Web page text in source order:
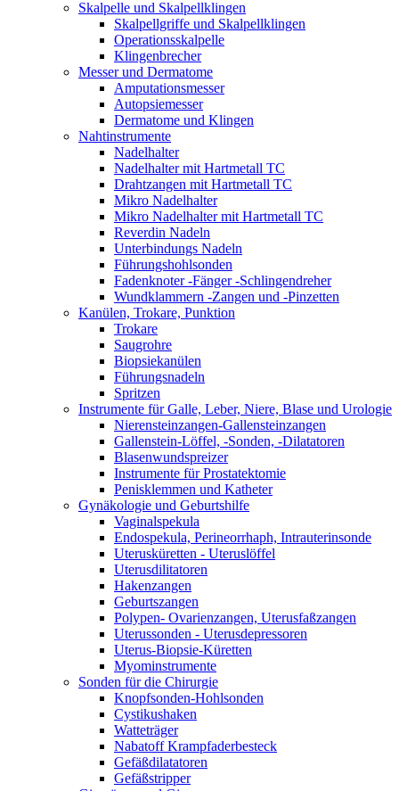
Skalpelle und Skalpellklingen
Skalpellgriffe und Skalpellklingen
Operationsskalpelle
Klingenbrecher
Messer und Dermatome
Amputationsmesser
Autopsiemesser
Dermatome und Klingen
Nahtinstrumente
Nadelhalter
Nadelhalter mit Hartmetall TC
Drahtzangen mit Hartmetall TC
Mikro Nadelhalter
Mikro Nadelhalter mit Hartmetall TC
Reverdin Nadeln
Unterbindungs Nadeln
Führungshohlsonden
Fadenknoter -Fänger -Schlingendreher
Wundklammern -Zangen und -Pinzetten
Kanülen, Trokare, Punktion
Trokare
Saugrohre
Biopsiekanülen
Führungsnadeln
Spritzen
Instrumente für Galle, Leber, Niere, Blase und Urologie
Nierensteinzangen-Gallensteinzangen
Gallenstein-Löffel, -Sonden, -Dilatatoren
Blasenwundspreizer
Instrumente für Prostatektomie
Penisklemmen und Katheter
Gynäkologie und Geburtshilfe
Vaginalspekula
Endospekula, Perineorrhaph, Intrauterinsonde
Uterusküretten - Uteruslöffel
Uterusdilitatoren
Hakenzangen
Geburtszangen
Polypen- Ovarienzangen, Uterusfaßzangen
Uterussonden - Uterusdepressoren
Uterus-Biopsie-Küretten
Myominstrumente
Sonden für die Chirurgie
Knopfsonden-Hohlsonden
Cystikushaken
Watteträger
Nabatoff Krampfaderbesteck
Gefäßdilatatoren
Gefäßstripper